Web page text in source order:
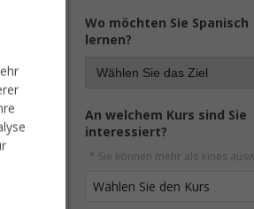
Wo möchten Sie Spanisch
lernen?
An welchem Kurs sind Sie
interessiert?
* Sie können mehr als eines
Wählen Sie den Kurs